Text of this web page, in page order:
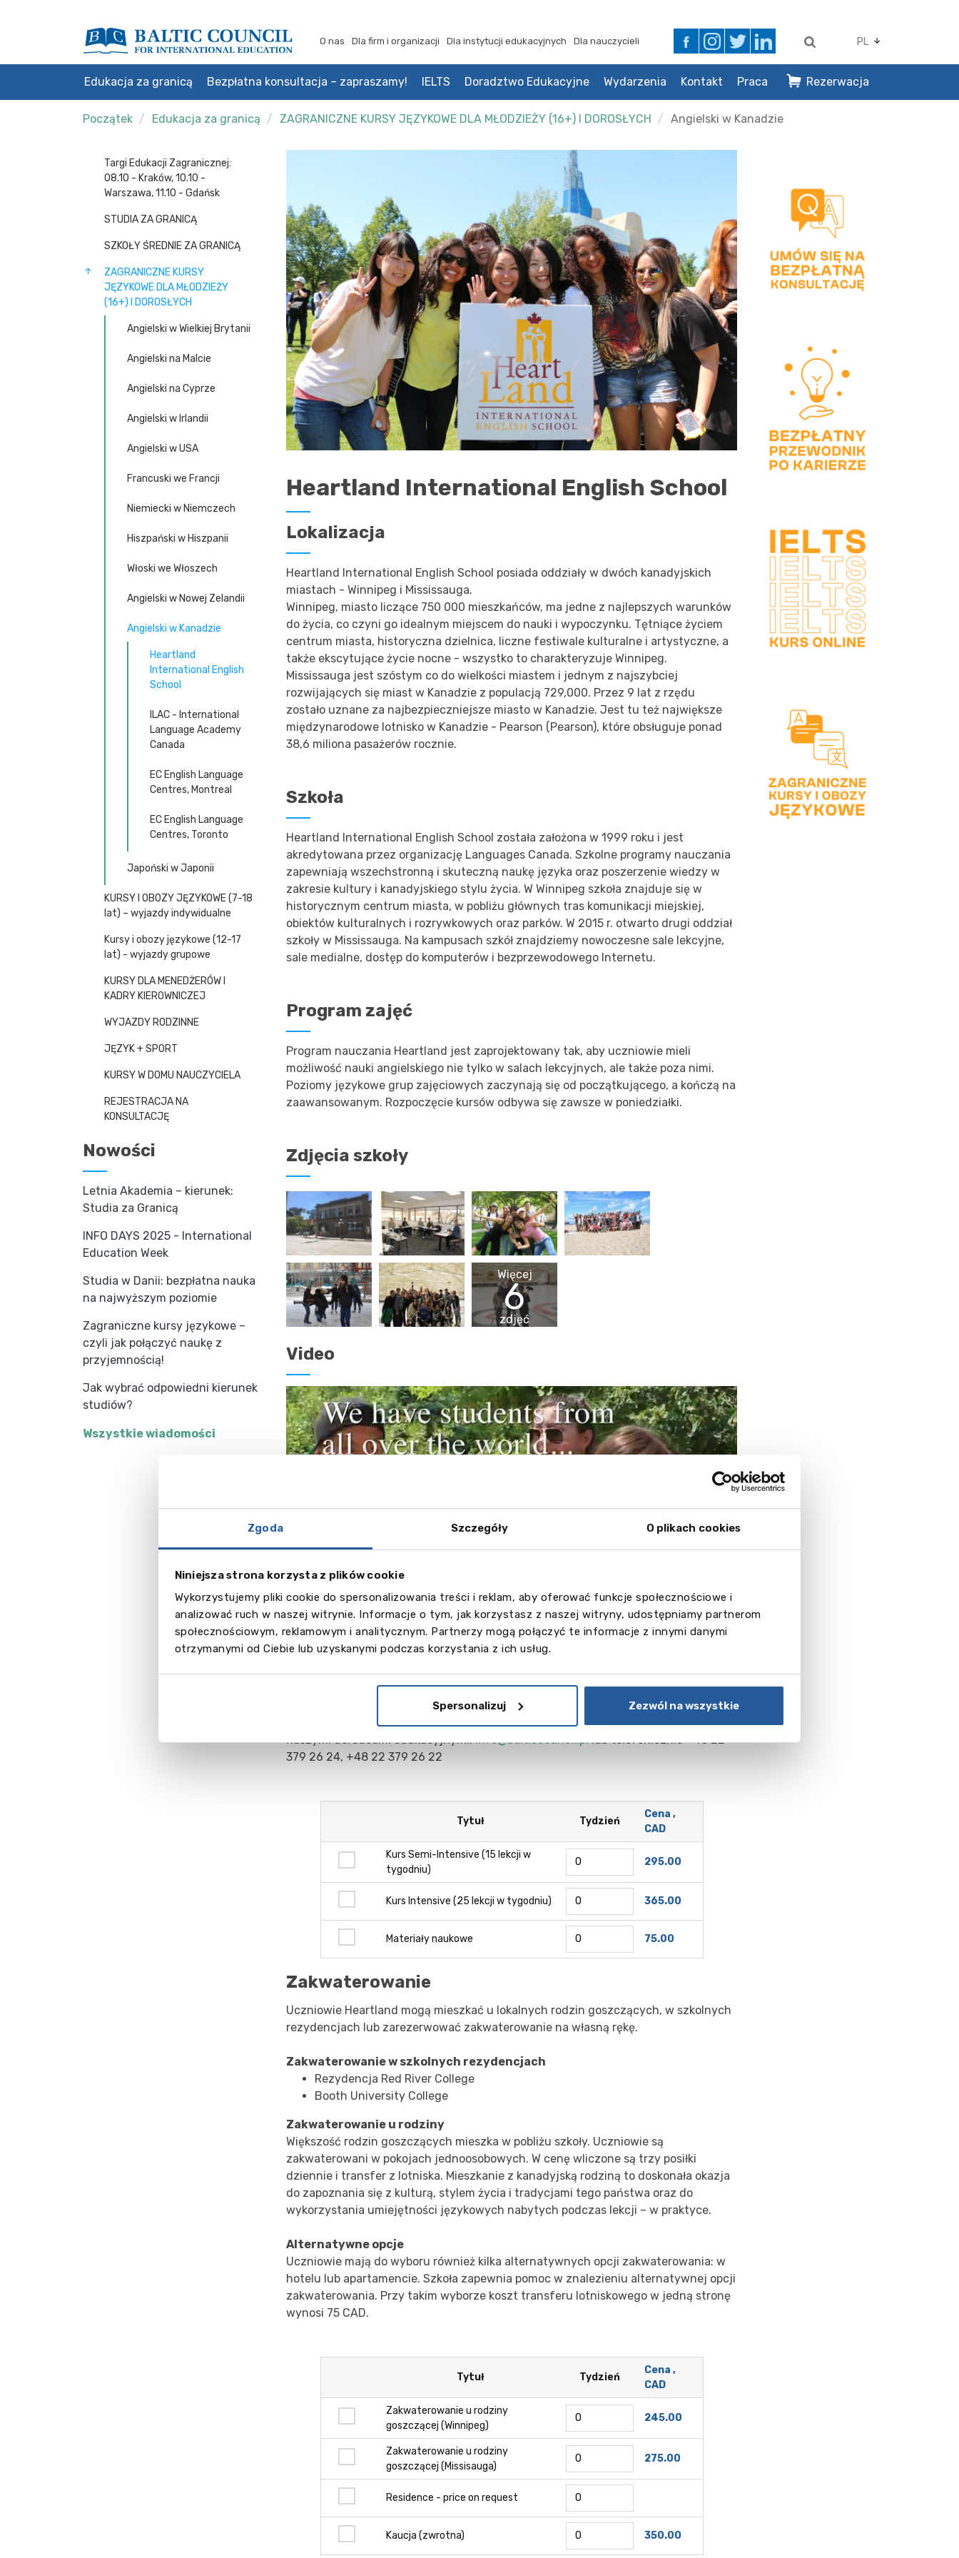
Zgoda Szczegóły O plikach cookies
Niniejsza strona korzysta z plików cookie
Wykorzystujemy pliki cookie do spersonalizowania treści i reklam, aby oferować funkcje społecznościowe i
analizować ruch w naszej witrynie. Informacje o tym, jak korzystasz z naszej witryny, udostępniamy partnerom
społecznościowym, reklamowym i analitycznym. Partnerzy mogą połączyć te informacje z innymi danymi
otrzymanymi od Ciebie lub uzyskanymi podczas korzystania z ich usług.
Spersonalizuj Zezwól na wszystkie
O nas Dla firm i organizacji Dla instytucji edukacyjnych Dla nauczycieli PL
Edukacja za granicą Bezpłatna konsultacja – zapraszamy! IELTS Doradztwo Edukacyjne Wydarzenia Kontakt Praca Rezerwacja
Początek Edukacja za granicą ZAGRANICZNE KURSY JĘZYKOWE DLA MŁODZIEŻY (16+) I DOROSŁYCH Angielski w Kanadzie
Targi Edukacji Zagranicznej:
08.10 - Kraków, 10.10 -
Warszawa, 11.10 - Gdańsk
STUDIA ZA GRANICĄ
SZKOŁY ŚREDNIE ZA GRANICĄ
ZAGRANICZNE KURSY
JĘZYKOWE DLA MŁODZIEŻY
(16+) I DOROSŁYCH
Angielski w Wielkiej Brytanii
Angielski na Malcie
Angielski na Cyprze
Angielski w Irlandii
Angielski w USA
Francuski we Francji
Niemiecki w Niemczech
Hiszpański w Hiszpanii
Włoski we Włoszech
Angielski w Nowej Zelandii
Angielski w Kanadzie
Heartland
International English
School
ILAC - International
Language Academy
Canada
EC English Language
Centres, Montreal
EC English Language
Centres, Toronto
Japoński w Japonii
KURSY I OBOZY JĘZYKOWE (7-18
lat) – wyjazdy indywidualne
Kursy i obozy językowe (12-17
lat) - wyjazdy grupowe
KURSY DLA MENEDŻERÓW I
KADRY KIEROWNICZEJ
WYJAZDY RODZINNE
JĘZYK + SPORT
KURSY W DOMU NAUCZYCIELA
REJESTRACJA NA
KONSULTACJĘ
Nowości
Letnia Akademia – kierunek:
Studia za Granicą
INFO DAYS 2025 - International
Education Week
Studia w Danii: bezpłatna nauka
na najwyższym poziomie
Zagraniczne kursy językowe –
czyli jak połączyć naukę z
przyjemnością!
Jak wybrać odpowiedni kierunek
studiów?
Wszystkie wiadomości
Heartland International English School
Lokalizacja
Heartland International English School posiada oddziały w dwóch kanadyjskich
miastach - Winnipeg i Mississauga.
Winnipeg, miasto liczące 750 000 mieszkańców, ma jedne z najlepszych warunków
do życia, co czyni go idealnym miejscem do nauki i wypoczynku. Tętniące życiem
centrum miasta, historyczna dzielnica, liczne festiwale kulturalne i artystyczne, a
także ekscytujące życie nocne - wszystko to charakteryzuje Winnipeg.
Mississauga jest szóstym co do wielkości miastem i jednym z najszybciej
rozwijających się miast w Kanadzie z populacją 729,000. Przez 9 lat z rzędu
zostało uznane za najbezpieczniejsze miasto w Kanadzie. Jest tu też największe
międzynarodowe lotnisko w Kanadzie - Pearson (Pearson), które obsługuje ponad
38,6 miliona pasażerów rocznie.
Szkoła
Heartland International English School została założona w 1999 roku i jest
akredytowana przez organizację Languages Canada. Szkolne programy nauczania
zapewniają wszechstronną i skuteczną naukę języka oraz poszerzenie wiedzy w
zakresie kultury i kanadyjskiego stylu życia. W Winnipeg szkoła znajduje się w
historycznym centrum miasta, w pobliżu głównych tras komunikacji miejskiej,
obiektów kulturalnych i rozrywkowych oraz parków. W 2015 r. otwarto drugi oddział
szkoły w Mississauga. Na kampusach szkół znajdziemy nowoczesne sale lekcyjne,
sale medialne, dostęp do komputerów i bezprzewodowego Internetu.
Program zajęć
Program nauczania Heartland jest zaprojektowany tak, aby uczniowie mieli
możliwość nauki angielskiego nie tylko w salach lekcyjnych, ale także poza nimi.
Poziomy językowe grup zajęciowych zaczynają się od początkującego, a kończą na
zaawansowanym. Rozpoczęcie kursów odbywa się zawsze w poniedziałki.
Zdjęcia szkoły
Więcej
6
zdjęć
Video
Wybierz interesujący Cię kurs i określ liczbę tygodni nuki (2026):
W celu kalkulacji ostatecznej ceny za wyjazd językowy, zapraszamy do kontaktu z
naszymi doradcami edukacyjnymi:info@balticcouncil.pllub telefonicznie +48 22
379 26 24, +48 22 379 26 22
Tytuł Tydzień
Cena ,
CAD
Kurs Semi-Intensive (15 lekcji w
tygodniu)
295.00
Kurs Intensive (25 lekcji w tygodniu) 365.00
Materiały naukowe 75.00
Zakwaterowanie
Uczniowie Heartland mogą mieszkać u lokalnych rodzin goszczących, w szkolnych
rezydencjach lub zarezerwować zakwaterowanie na własną rękę.
Zakwaterowanie w szkolnych rezydencjach
Rezydencja Red River College
Booth University College
Zakwaterowanie u rodziny
Większość rodzin goszczących mieszka w pobliżu szkoły. Uczniowie są
zakwaterowani w pokojach jednoosobowych. W cenę wliczone są trzy posiłki
dziennie i transfer z lotniska. Mieszkanie z kanadyjską rodziną to doskonała okazja
do zapoznania się z kulturą, stylem życia i tradycjami tego państwa oraz do
wykorzystania umiejętności językowych nabytych podczas lekcji – w praktyce.
Alternatywne opcje
Uczniowie mają do wyboru również kilka alternatywnych opcji zakwaterowania: w
hotelu lub apartamencie. Szkoła zapewnia pomoc w znalezieniu alternatywnej opcji
zakwaterowania. Przy takim wyborze koszt transferu lotniskowego w jedną stronę
wynosi 75 CAD.
Tytuł Tydzień
Cena ,
CAD
Zakwaterowanie u rodziny
goszczącej (Winnipeg)
245.00
Zakwaterowanie u rodziny
goszczącej (Missisauga)
275.00
Residence - price on request
Kaucja (zwrotna) 350.00